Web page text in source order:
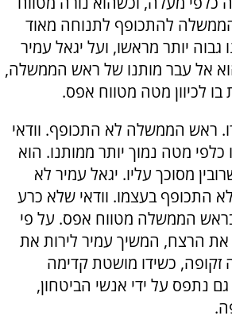
להתכופף לתנוחה מאוד
יותר מראשו, ועל יגאל עמיר
אל עבר מותנו של ראש הממשלה,
בו לכיוון מטה מטווח אפס.
ראש הממשלה לא התכופף. וודאי
מטה נמוך יותר ממותנו. הוא
מסוכך עליו. יגאל עמיר לא
התכופף בעצמו. וודאי שלא כרע
בראש הממשלה מטווח אפס. על פי
הרצח, המשיך עמיר לירות את
זקופה, כשידו מושטת קדימה
נתפס על ידי אנשי הביטחון,